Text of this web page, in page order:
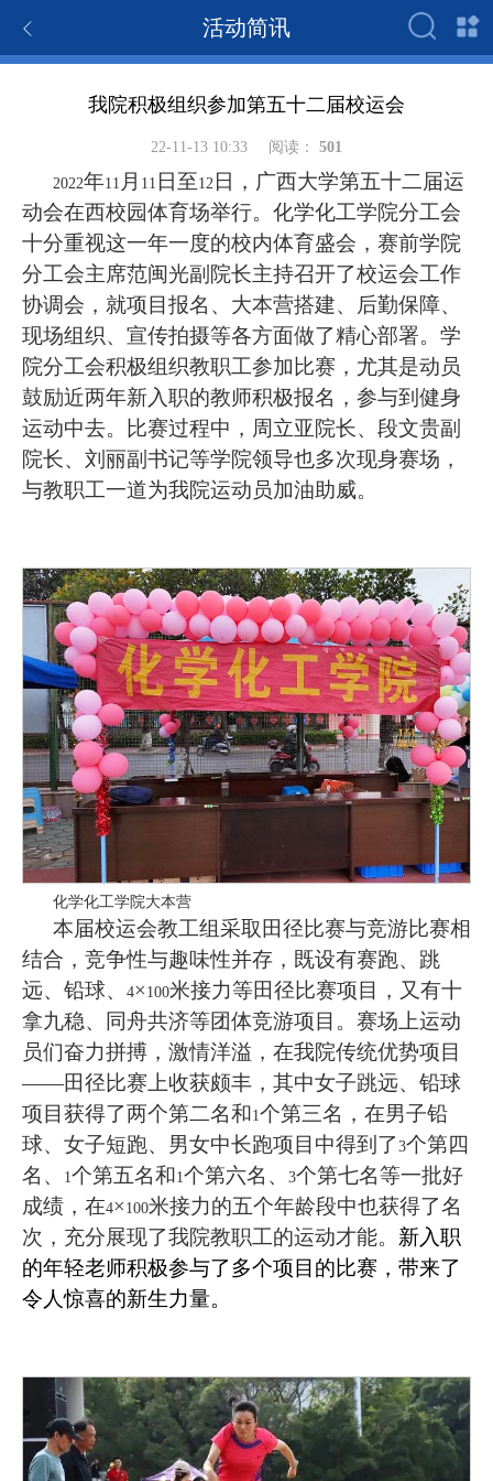
活动简讯
我院积极组织参加第五十二届校运会
22-11-13 10:33 阅读： 501
2022年11 月 11 日至12 日，广西大学第五十二届运
动会在西校园体育场举行。化学化工学院分工会
十分重视这一年一度的校内体育盛会，赛前学院
分工会主席范闽光副院长主持召开了校运会工作
协调会，就项目报名、大本营搭建、后勤保障、
现场组织、宣传拍摄等各方面做了精心部署。学
院分工会积极组织教职工参加比赛，尤其是动员
鼓励近两年新入职的教师积极报名，参与到健身
运动中去。比赛过程中，周立亚院长、段文贵副
院长、刘丽副书记等学院领导也多次现身赛场，
与教职工一道为我院运动员加油助威。
化学化工学院大本营
本届校运会教工组采取田径比赛与竞游比赛相
结合，竞争性与趣味性并存，既设有赛跑、跳
远、铅球、
4× 100米接力等田径比赛项目，又有十
拿九稳、同舟共济等团体竞游项目。赛场上运动
员们奋力拼搏，激情洋溢，在我院传统优势项目
——田径比赛上收获颇丰，其中女子跳远、铅球
项目获得了两个第二名和 1个第三名，在男子铅
球、女子短跑、男女中长跑项目中得到了 3个第四
名、
1个第五名和 1个第六名、 3个第七名等一批好
成绩，在4× 100米接力的五个年龄段中也获得了名
次，充分展现了我院教职工的运动才能。 新入职
的年轻老师积极参与了多个项目的比赛，带来了
令人惊喜的新生力量。